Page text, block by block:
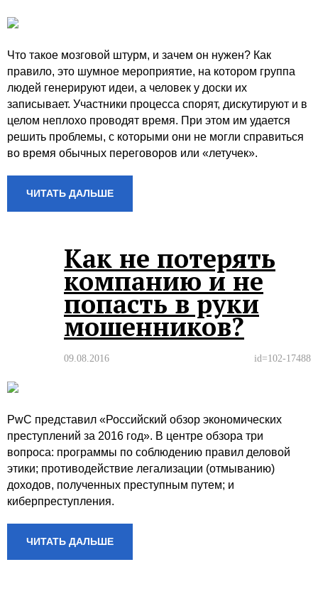
Что такое мозговой штурм, и зачем он нужен? Как
правило, это шумное мероприятие, на котором группа
людей генерируют идеи, а человек у доски их
записывает. Участники процесса спорят, дискутируют и в
целом неплохо проводят время. При этом им удается
решить проблемы, с которыми они не могли справиться
во время обычных переговоров или «летучек».
ЧИТАТЬ ДАЛЬШЕ
Как не потерять
компанию и не
попасть в руки
мошенников?
09.08.2016 id=102-17488
PwC представил «Российский обзор экономических
преступлений за 2016 год». В центре обзора три
вопроса: программы по соблюдению правил деловой
этики; противодействие легализации (отмыванию)
доходов, полученных преступным путем; и
киберпреступления.
ЧИТАТЬ ДАЛЬШЕ